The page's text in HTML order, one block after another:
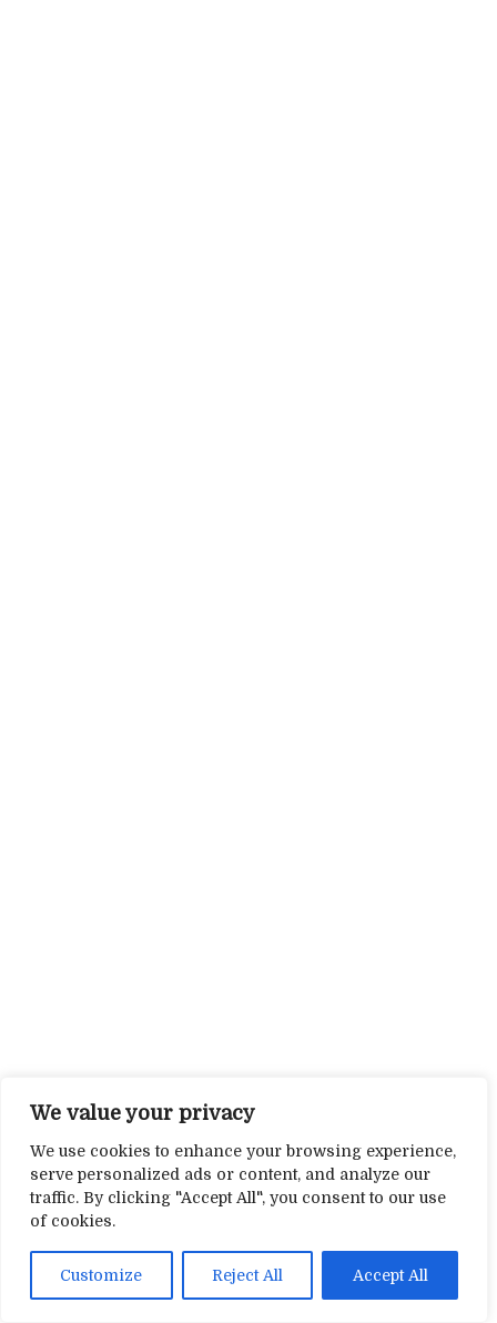
We value your privacy
We use cookies to enhance your browsing experience,
serve personalized ads or content, and analyze our
traffic. By clicking "Accept All", you consent to our use
of cookies.
Customize Reject All Accept All